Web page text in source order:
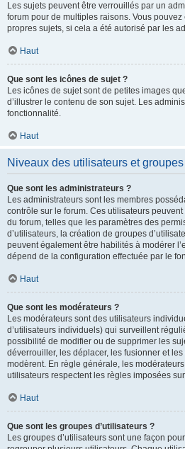
Les sujets peuvent être verrouillés par un
forum pour de multiples raisons. Vous
propres sujets, si cela a été autorisé par les
Haut
Que sont les icônes de sujet ?
Les icônes de sujet sont de petites images
d’illustrer le contenu de son sujet. Les
fonctionnalité.
Haut
Niveaux des utilisateurs et
Que sont les administrateurs ?
Les administrateurs sont les membres
contrôle sur le forum. Ces utilisateurs
du forum, telles que les paramètres des
d’utilisateurs, la création de groupes
peuvent également être habilités à modérer
dépend de la configuration effectuée par le
Haut
Que sont les modérateurs ?
Les modérateurs sont des utilisateurs
d’utilisateurs individuels) qui surveillent
possibilité de modifier ou de supprimer les
déverrouiller, les déplacer, les fusionner et
modèrent. En règle générale, les
utilisateurs respectent les règles imposées
Haut
Que sont les groupes d’utilisateurs ?
Les groupes d’utilisateurs sont une façon